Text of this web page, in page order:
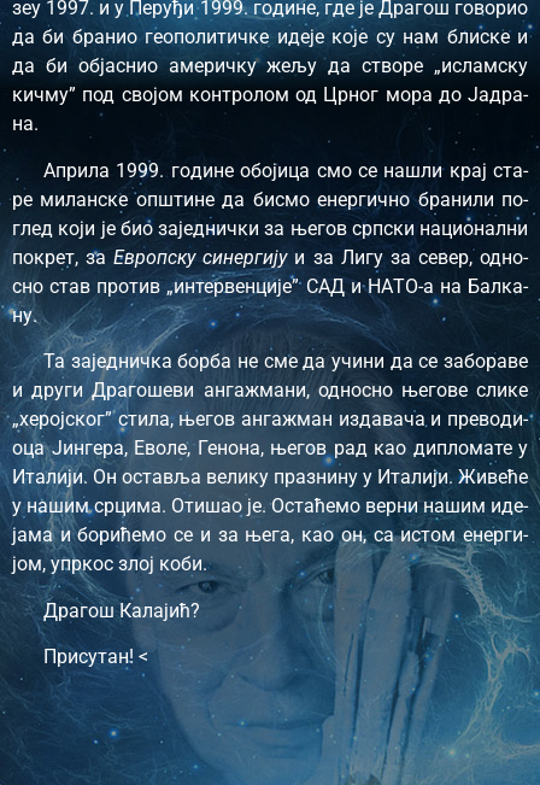
зеу 1997. и у Пе­ру­ђи 1999. го­ди­не, где је Дра­гош го­во­рио
да би бра­нио ге­о­по­ли­тич­ке иде­је ко­је су нам бли­ске и
да би об­ја­снио аме­рич­ку же­љу да ство­ре „ислам­ску
кич­му” под сво­јом кон­тро­лом од Цр­ног мо­ра до Ја­дра­
на.
Апри­ла 1999. го­ди­не обо­ји­ца смо се на­шли крај ста­
ре ми­лан­ске оп­шти­не да би­смо енер­гич­но бра­ни­ли по­
глед ко­ји је био за­јед­нич­ки за ње­гов срп­ски на­ци­о­нал­ни
по­крет, заЕвроп­ску си­нер­ги­јуи за Ли­гу за се­вер, од­но­
сно став про­тив „ин­тер­вен­ци­је” САД и НА­ТО-а на Бал­ка­
ну.
Та за­јед­нич­ка бор­ба не сме да учи­ни да се за­бо­ра­ве
и дру­ги Дра­го­ше­ви ан­га­жма­ни, од­но­сно ње­го­ве сли­ке
„хе­рој­ског” сти­ла, ње­гов ан­га­жман из­да­ва­ча и пре­во­ди­
о­ца Јин­ге­ра, Ево­ле, Ге­но­на, ње­гов рад као ди­пло­ма­те у
Ита­ли­ји. Он оста­вља ве­ли­ку пра­зни­ну у Ита­ли­ји. Жи­ве­ће
у на­шим ср­ци­ма. Оти­шао је. Оста­ће­мо вер­ни на­шим иде­
ја­ма и бо­ри­ће­мо се и за ње­га, као он, са истом енер­ги­
јом, упр­кос злој ко­би.
Дра­гош Ка­ла­јић?
При­су­тан! <